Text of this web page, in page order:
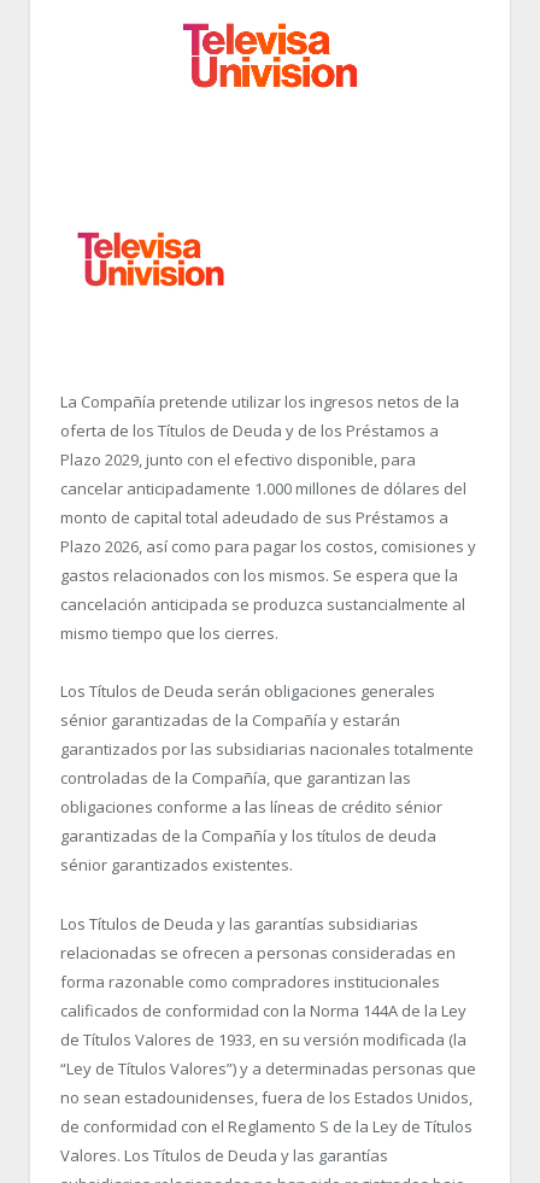
La Compañía pretende utilizar los ingresos netos de la
oferta de los Títulos de Deuda y de los Préstamos a
Plazo 2029, junto con el efectivo disponible, para
cancelar anticipadamente 1.000 millones de dólares del
monto de capital total adeudado de sus Préstamos a
Plazo 2026, así como para pagar los costos, comisiones y
gastos relacionados con los mismos. Se espera que la
cancelación anticipada se produzca sustancialmente al
mismo tiempo que los cierres.
Los Títulos de Deuda serán obligaciones generales
sénior garantizadas de la Compañía y estarán
garantizados por las subsidiarias nacionales totalmente
controladas de la Compañía, que garantizan las
obligaciones conforme a las líneas de crédito sénior
garantizadas de la Compañía y los títulos de deuda
sénior garantizados existentes.
Los Títulos de Deuda y las garantías subsidiarias
relacionadas se ofrecen a personas consideradas en
forma razonable como compradores institucionales
calificados de conformidad con la Norma 144A de la Ley
de Títulos Valores de 1933, en su versión modificada (la
“Ley de Títulos Valores”) y a determinadas personas que
no sean estadounidenses, fuera de los Estados Unidos,
de conformidad con el Reglamento S de la Ley de Títulos
Valores. Los Títulos de Deuda y las garantías